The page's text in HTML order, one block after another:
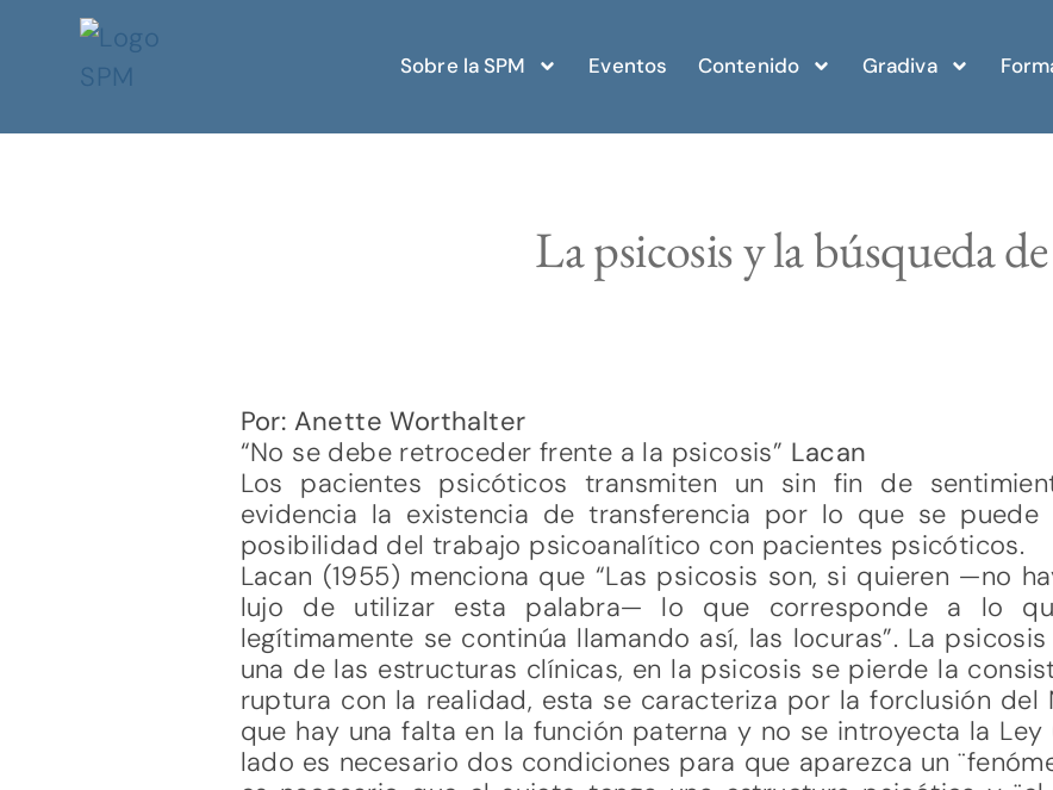
Sobre la SPM Eventos Contenido Gradiva
La psicosis y la búsqueda
Por: Anette Worthalter
“No se debe retroceder frente a la psicosis” Lacan
Los pacientes psicóticos transmiten un sin fin de
evidencia la existencia de transferencia por lo que se
posibilidad del trabajo psicoanalítico con pacientes psicóticos.
Lacan (1955) menciona que “Las psicosis son, si quieren —no
lujo de utilizar esta palabra— lo que corresponde a lo
legítimamente se continúa llamando así, las locuras”. La
una de las estructuras clínicas, en la psicosis se pierde la
ruptura con la realidad, esta se caracteriza por la forclusión del
que hay una falta en la función paterna y no se introyecta la
lado es necesario dos condiciones para que aparezca un